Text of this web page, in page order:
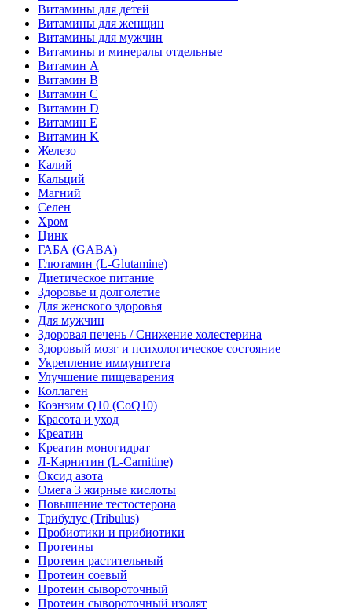
Витамины для детей
Витамины для женщин
Витамины для мужчин
Витамины и минералы отдельные
Витамин A
Витамин B
Витамин C
Витамин D
Витамин E
Витамин K
Железо
Калий
Кальций
Магний
Селен
Хром
Цинк
ГАБА (GABA)
Глютамин (L-Glutamine)
Диетическое питание
Здоровье и долголетие
Для женского здоровья
Для мужчин
Здоровая печень / Cнижение холестерина
Здоровый мозг и психологическое состояние
Укрепление иммунитета
Улучшение пищеварения
Коллаген
Коэнзим Q10 (CoQ10)
Красота и уход
Креатин
Креатин моногидрат
Л-Карнитин (L-Сarnitine)
Оксид азота
Омега 3 жирные кислоты
Повышение тестостерона
Трибулус (Tribulus)
Пробиотики и прибиотики
Протеины
Протеин растительный
Протеин соевый
Протеин сывороточный
Протеин сывороточный изолят